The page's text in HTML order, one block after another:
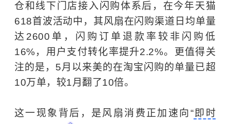
仓和线下门店接入闪购体系后，在今年天猫
618首波活动中，其风扇在闪购渠道日均单量
达2600单，闪购订单退款率较非闪购低
16%，用户支付转化率提升2.2%。更值得关
注的是，5月以来美的在淘宝闪购的单量已超
10万单，较1月翻了10倍。
这一现象背后，是风扇消费正加速向“即时